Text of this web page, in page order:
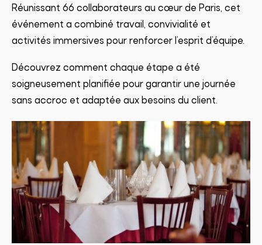
Réunissant 66 collaborateurs au cœur de Paris, cet
événement a combiné travail, convivialité et
activités immersives pour renforcer l’esprit d’équipe.
Découvrez comment chaque étape a été
soigneusement planifiée pour garantir une journée
sans accroc et adaptée aux besoins du client.